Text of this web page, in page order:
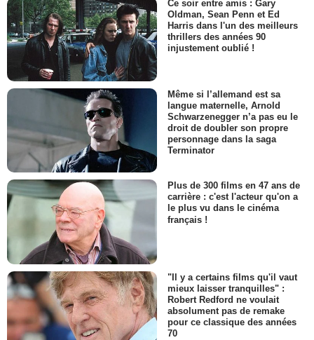
Ce soir entre amis : Gary
Oldman, Sean Penn et Ed
Harris dans l'un des meilleurs
thrillers des années 90
injustement oublié !
Même si l’allemand est sa
langue maternelle, Arnold
Schwarzenegger n’a pas eu le
droit de doubler son propre
personnage dans la saga
Terminator
Plus de 300 films en 47 ans de
carrière : c'est l'acteur qu'on a
le plus vu dans le cinéma
français !
"Il y a certains films qu'il vaut
mieux laisser tranquilles" :
Robert Redford ne voulait
absolument pas de remake
pour ce classique des années
70